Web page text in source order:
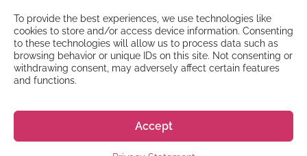
To provide the best experiences, we use technologies like
cookies to store and/or access device information. Consenting
to these technologies will allow us to process data such as
browsing behavior or unique IDs on this site. Not consenting or
withdrawing consent, may adversely affect certain features
and functions.
Accept